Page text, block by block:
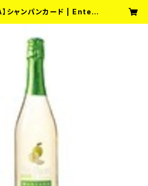
】シャンパンカード | Entert